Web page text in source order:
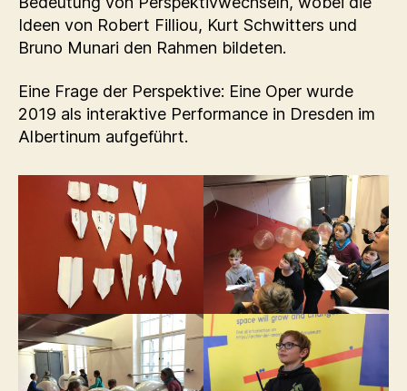
Ideen von Robert Filliou, Kurt Schwitters und
Bruno Munari den Rahmen bildeten.
Eine Frage der Perspektive: Eine Oper wurde
2019 als interaktive Performance in Dresden im
Albertinum aufgeführt.